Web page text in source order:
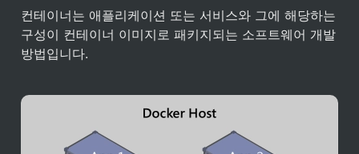
컨테이너는 애플리케이션 또는 서비스와 그에 해당하는
구성이 컨테이너 이미지로 패키지되는 소프트웨어 개발
방법입니다.